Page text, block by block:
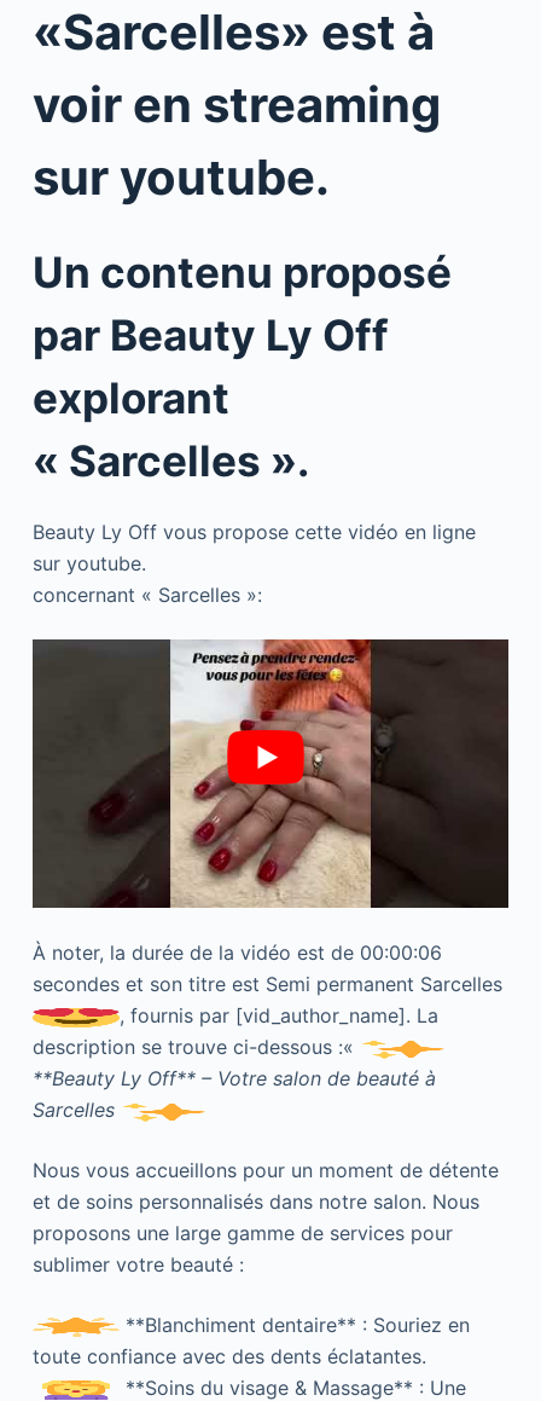
«Sarcelles» est à
voir en streaming
sur youtube.
Un contenu proposé
par Beauty Ly Off
explorant
« Sarcelles ».
Beauty Ly Off vous propose cette vidéo en ligne
sur youtube.
concernant « Sarcelles »:
À noter, la durée de la vidéo est de 00:00:06
secondes et son titre est Semi permanent Sarcelles
, fournis par [vid_author_name]. La
description se trouve ci-dessous :«
**Beauty Ly Off** – Votre salon de beauté à
Sarcelles
Nous vous accueillons pour un moment de détente
et de soins personnalisés dans notre salon. Nous
proposons une large gamme de services pour
sublimer votre beauté :
**Blanchiment dentaire** : Souriez en
toute confiance avec des dents éclatantes.
**Soins du visage & Massage** : Une